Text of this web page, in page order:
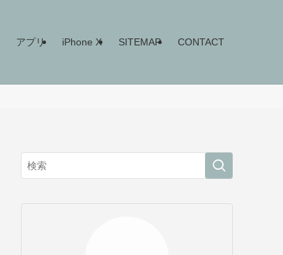
アプリ iPhone X SITEMAP CONTACT